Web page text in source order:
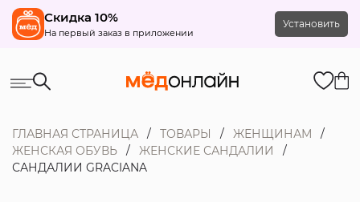
Скидка 10%
На первый заказ в приложении
Установить
ГЛАВНАЯ СТРАНИЦА ТОВАРЫ
ЖЕНЩИНАМ
ЖЕНСКАЯ ОБУВЬ
ЖЕНСКИЕ САНДАЛИИ
САНДАЛИИ GRACIANA